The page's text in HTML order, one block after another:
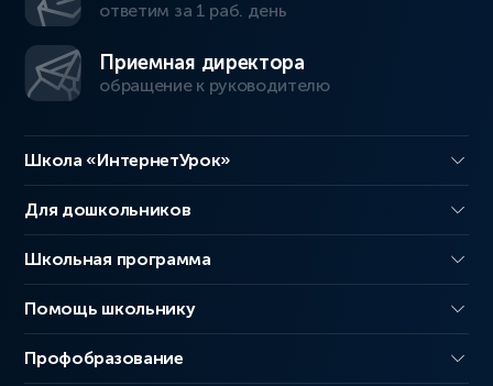
ответим за 1 раб. день
Приемная директора
обращение к руководителю
Школа «ИнтернетУрок»
Для дошкольников
Школьная программа
Помощь школьнику
Профобразование